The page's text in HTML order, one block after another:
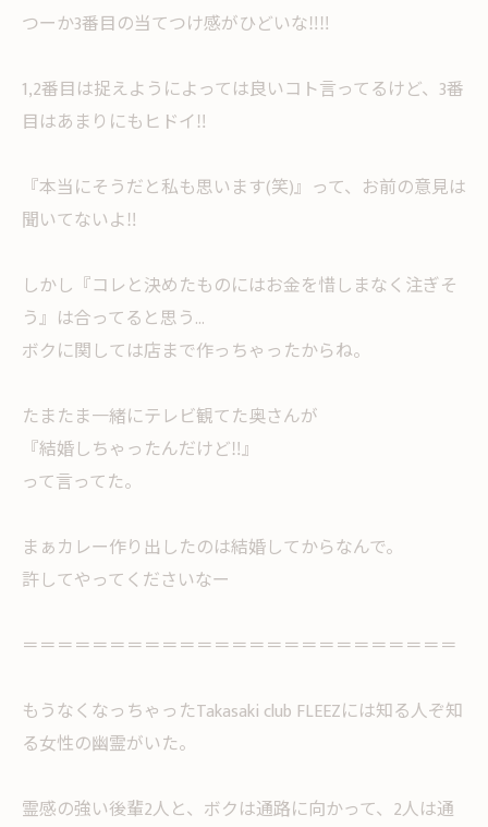
つーか3番目の当てつけ感がひどいな‼︎‼︎
1,2番目は捉えようによっては良いコト言ってるけど、3番
目はあまりにもヒドイ‼︎
『本当にそうだと私も思います(笑)』って、お前の意見は
聞いてないよ‼︎
しかし『コレと決めたものにはお金を惜しまなく注ぎそ
う』は合ってると思う...
ボクに関しては店まで作っちゃったからね。
たまたま一緒にテレビ観てた奥さんが
『結婚しちゃったんだけど‼︎』
って言ってた。
まぁカレー作り出したのは結婚してからなんで。
許してやってくださいなー
＝＝＝＝＝＝＝＝＝＝＝＝＝＝＝＝＝＝＝＝＝＝＝＝＝
もうなくなっちゃったTakasaki club FLEEZには知る人ぞ知
る女性の幽霊がいた。
霊感の強い後輩2人と、ボクは通路に向かって、2人は通